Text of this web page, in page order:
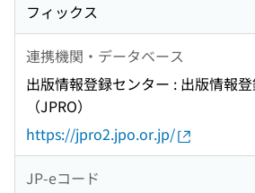
フィックス
連携機関・データベース
出版情報登録センター : 出版情報
（JPRO）
https://jpro2.jpo.or.jp/
JP-eコード